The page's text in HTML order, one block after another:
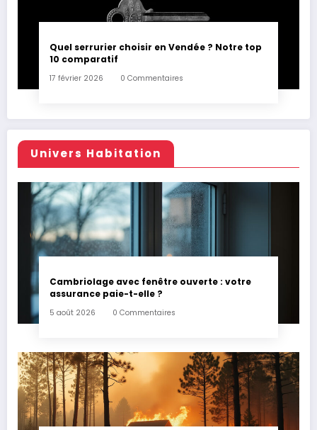
Quel serrurier choisir en Vendée ? Notre top
10 comparatif
17 février 2026 0 Commentaires
Univers Habitation
Cambriolage avec fenêtre ouverte : votre
assurance paie-t-elle ?
5 août 2026 0 Commentaires